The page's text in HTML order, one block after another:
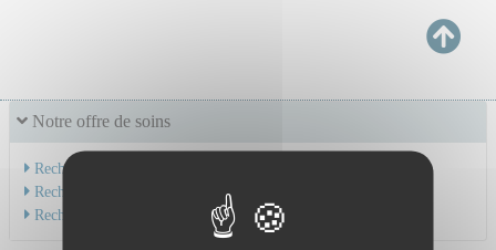
Notre offre de soins
Recherche par service
Recherche par spécialité
Recherche par médecin